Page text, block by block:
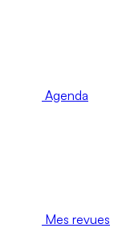
Agenda
Mes revues